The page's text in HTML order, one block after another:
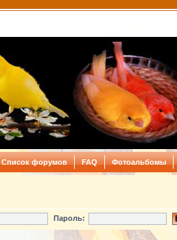
Список форумов FAQ Фотоальбомы
Пароль: